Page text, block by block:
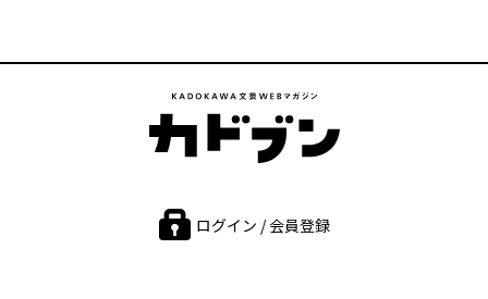
ログイン / 会員登録